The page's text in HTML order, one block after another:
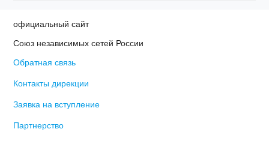
официальный сайт
Союз независимых сетей России
Обратная связь
Контакты дирекции
Заявка на вступление
Партнерство